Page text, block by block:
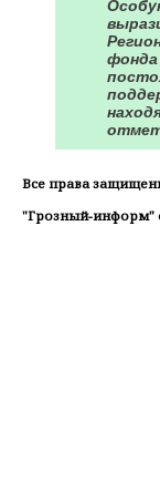
фонда
Все права
"Грозный-информ"